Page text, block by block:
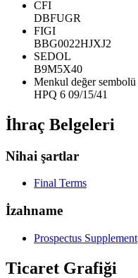
CFI
DBFUGR
FIGI
BBG0022HJXJ2
SEDOL
B9M5X40
Menkul değer sembolü
HPQ 6 09/15/41
İhraç Belgeleri
Nihai şartlar
Final Terms
İzahname
Prospectus Supplement
Ticaret Grafiği